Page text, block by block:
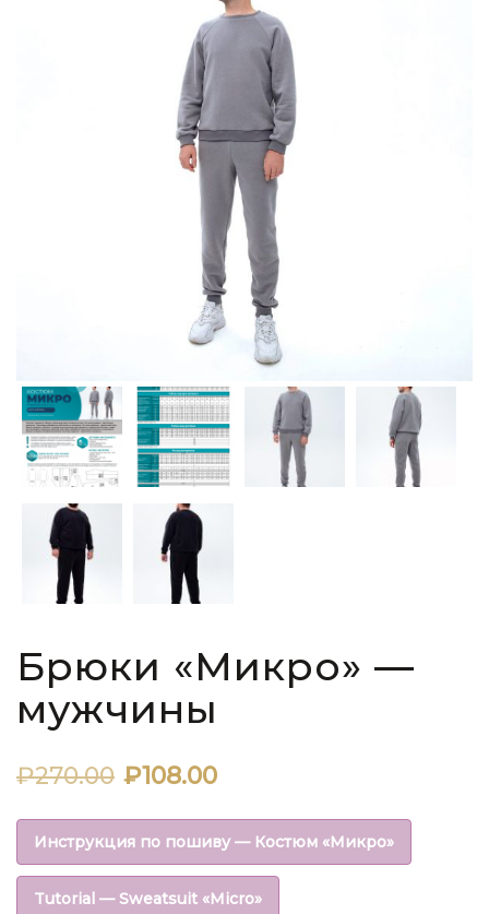
Брюки «Микро» —
мужчины
₽270.00 Первоначальная
цена
составляла
₽108.00Текущая
цена:
₽108.00.
Инструкция по пошиву — Костюм «Микро»
Tutorial — Sweatsuit «Micro»